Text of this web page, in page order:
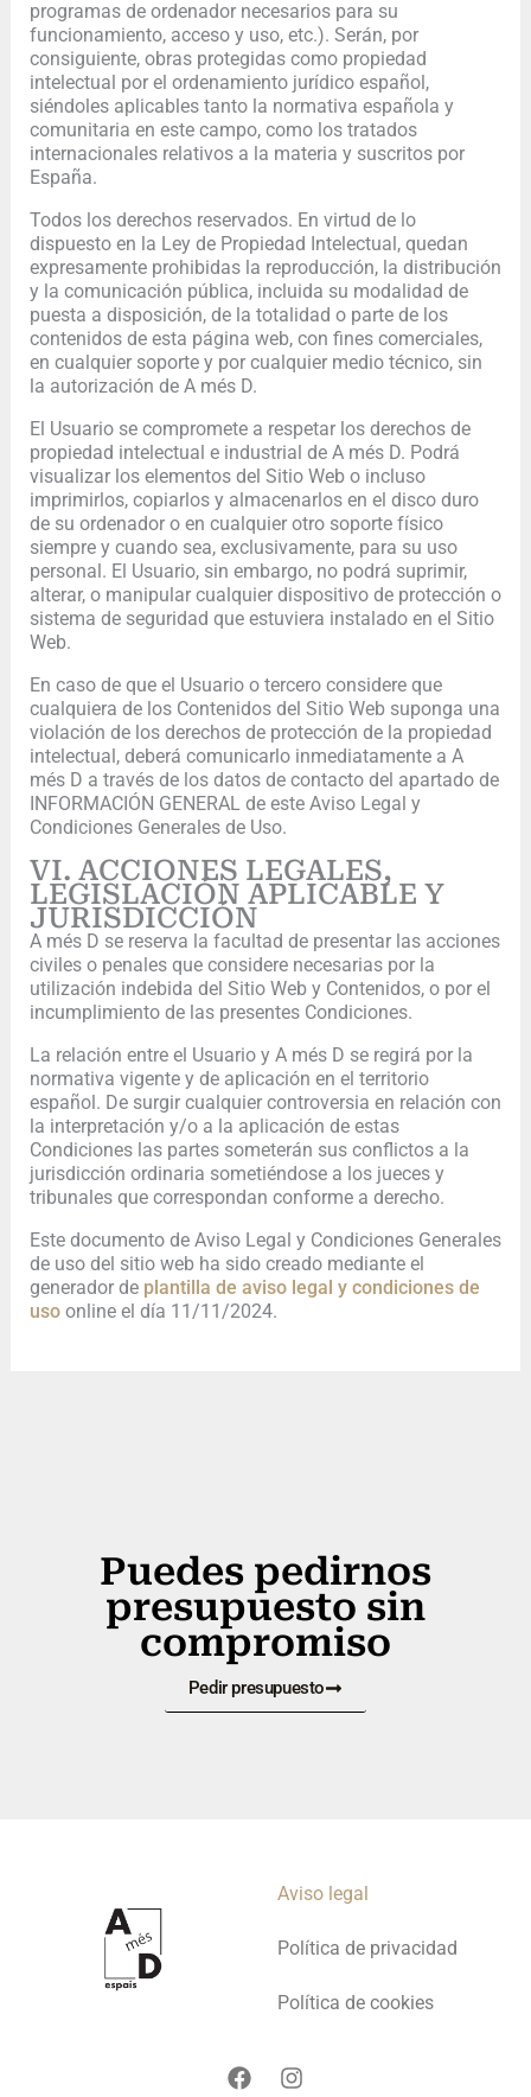
programas de ordenador necesarios para su
funcionamiento, acceso y uso, etc.). Serán, por
consiguiente, obras protegidas como propiedad
intelectual por el ordenamiento jurídico español,
siéndoles aplicables tanto la normativa española y
comunitaria en este campo, como los tratados
internacionales relativos a la materia y suscritos por
España.
Todos los derechos reservados. En virtud de lo
dispuesto en la Ley de Propiedad Intelectual, quedan
expresamente prohibidas la reproducción, la distribución
y la comunicación pública, incluida su modalidad de
puesta a disposición, de la totalidad o parte de los
contenidos de esta página web, con fines comerciales,
en cualquier soporte y por cualquier medio técnico, sin
la autorización de A més D.
El Usuario se compromete a respetar los derechos de
propiedad intelectual e industrial de A més D. Podrá
visualizar los elementos del Sitio Web o incluso
imprimirlos, copiarlos y almacenarlos en el disco duro
de su ordenador o en cualquier otro soporte físico
siempre y cuando sea, exclusivamente, para su uso
personal. El Usuario, sin embargo, no podrá suprimir,
alterar, o manipular cualquier dispositivo de protección o
sistema de seguridad que estuviera instalado en el Sitio
Web.
En caso de que el Usuario o tercero considere que
cualquiera de los Contenidos del Sitio Web suponga una
violación de los derechos de protección de la propiedad
intelectual, deberá comunicarlo inmediatamente a A
més D a través de los datos de contacto del apartado de
INFORMACIÓN GENERAL de este Aviso Legal y
Condiciones Generales de Uso.
VI. ACCIONES LEGALES,
LEGISLACIÓN APLICABLE Y
JURISDICCIÓN
A més D se reserva la facultad de presentar las acciones
civiles o penales que considere necesarias por la
utilización indebida del Sitio Web y Contenidos, o por el
incumplimiento de las presentes Condiciones.
La relación entre el Usuario y A més D se regirá por la
normativa vigente y de aplicación en el territorio
español. De surgir cualquier controversia en relación con
la interpretación y/o a la aplicación de estas
Condiciones las partes someterán sus conflictos a la
jurisdicción ordinaria sometiéndose a los jueces y
tribunales que correspondan conforme a derecho.
Este documento de Aviso Legal y Condiciones Generales
de uso del sitio web ha sido creado mediante el
generador de plantilla de aviso legal y condiciones de
usoonline el día 11/11/2024.
Puedes pedirnos
presupuesto sin
compromiso
Pedir presupuesto
Aviso legal
Política de privacidad
Política de cookies
F
a
I
n